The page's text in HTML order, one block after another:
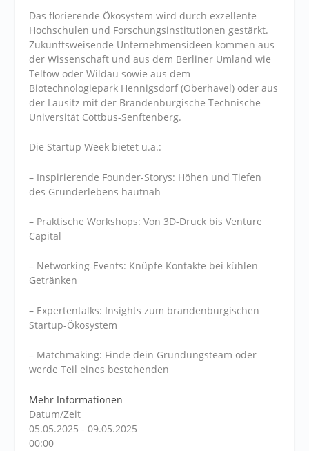
Das florierende Ökosystem wird durch exzellente
Hochschulen und Forschungsinstitutionen gestärkt.
Zukunftsweisende Unternehmensideen kommen aus
der Wissenschaft und aus dem Berliner Umland wie
Teltow oder Wildau sowie aus dem
Biotechnologiepark Hennigsdorf (Oberhavel) oder aus
der Lausitz mit der Brandenburgische Technische
Universität Cottbus-Senftenberg.
Die Startup Week bietet u.a.:
– Inspirierende Founder-Storys: Höhen und Tiefen
des Gründerlebens hautnah
– Praktische Workshops: Von 3D-Druck bis Venture
Capital
– Networking-Events: Knüpfe Kontakte bei kühlen
Getränken
– Expertentalks: Insights zum brandenburgischen
Startup-Ökosystem
– Matchmaking: Finde dein Gründungsteam oder
werde Teil eines bestehenden
Mehr Informationen
Datum/Zeit
05.05.2025 - 09.05.2025
00:00